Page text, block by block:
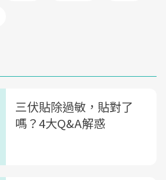
三伏貼除過敏，貼對了
嗎？4大Q&A解惑